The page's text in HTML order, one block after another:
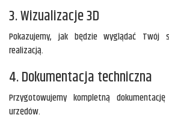
3. Wizualizacje 3D
Pokazujemy, jak będzie wyglądać Twój
realizacją.
4. Dokumentacja techniczna
Przygotowujemy kompletną
urzędów.